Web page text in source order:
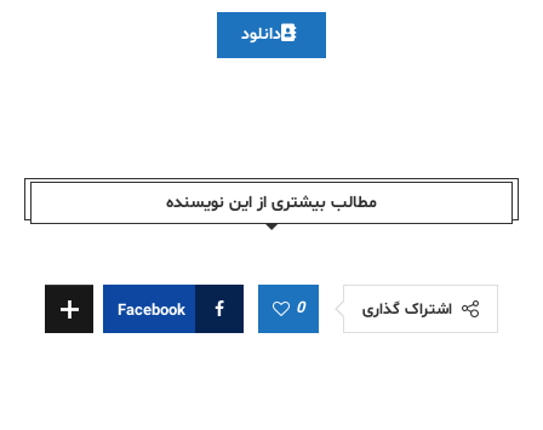
دانلود
مطالب بیشتری از این نویسندە
اشتراک گذاری 0
Facebook